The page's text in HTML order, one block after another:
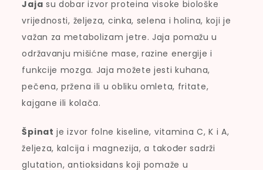
Jaja su dobar izvor proteina visoke biološke
vrijednosti, željeza, cinka, selena i holina, koji je
važan za metabolizam jetre. Jaja pomažu u
održavanju mišićne mase, razine energije i
funkcije mozga. Jaja možete jesti kuhana,
pečena, pržena ili u obliku omleta, fritate,
kajgane ili kolača.
Špinat je izvor folne kiseline, vitamina C, K i A,
željeza, kalcija i magnezija, a također sadrži
glutation, antioksidans koji pomaže u